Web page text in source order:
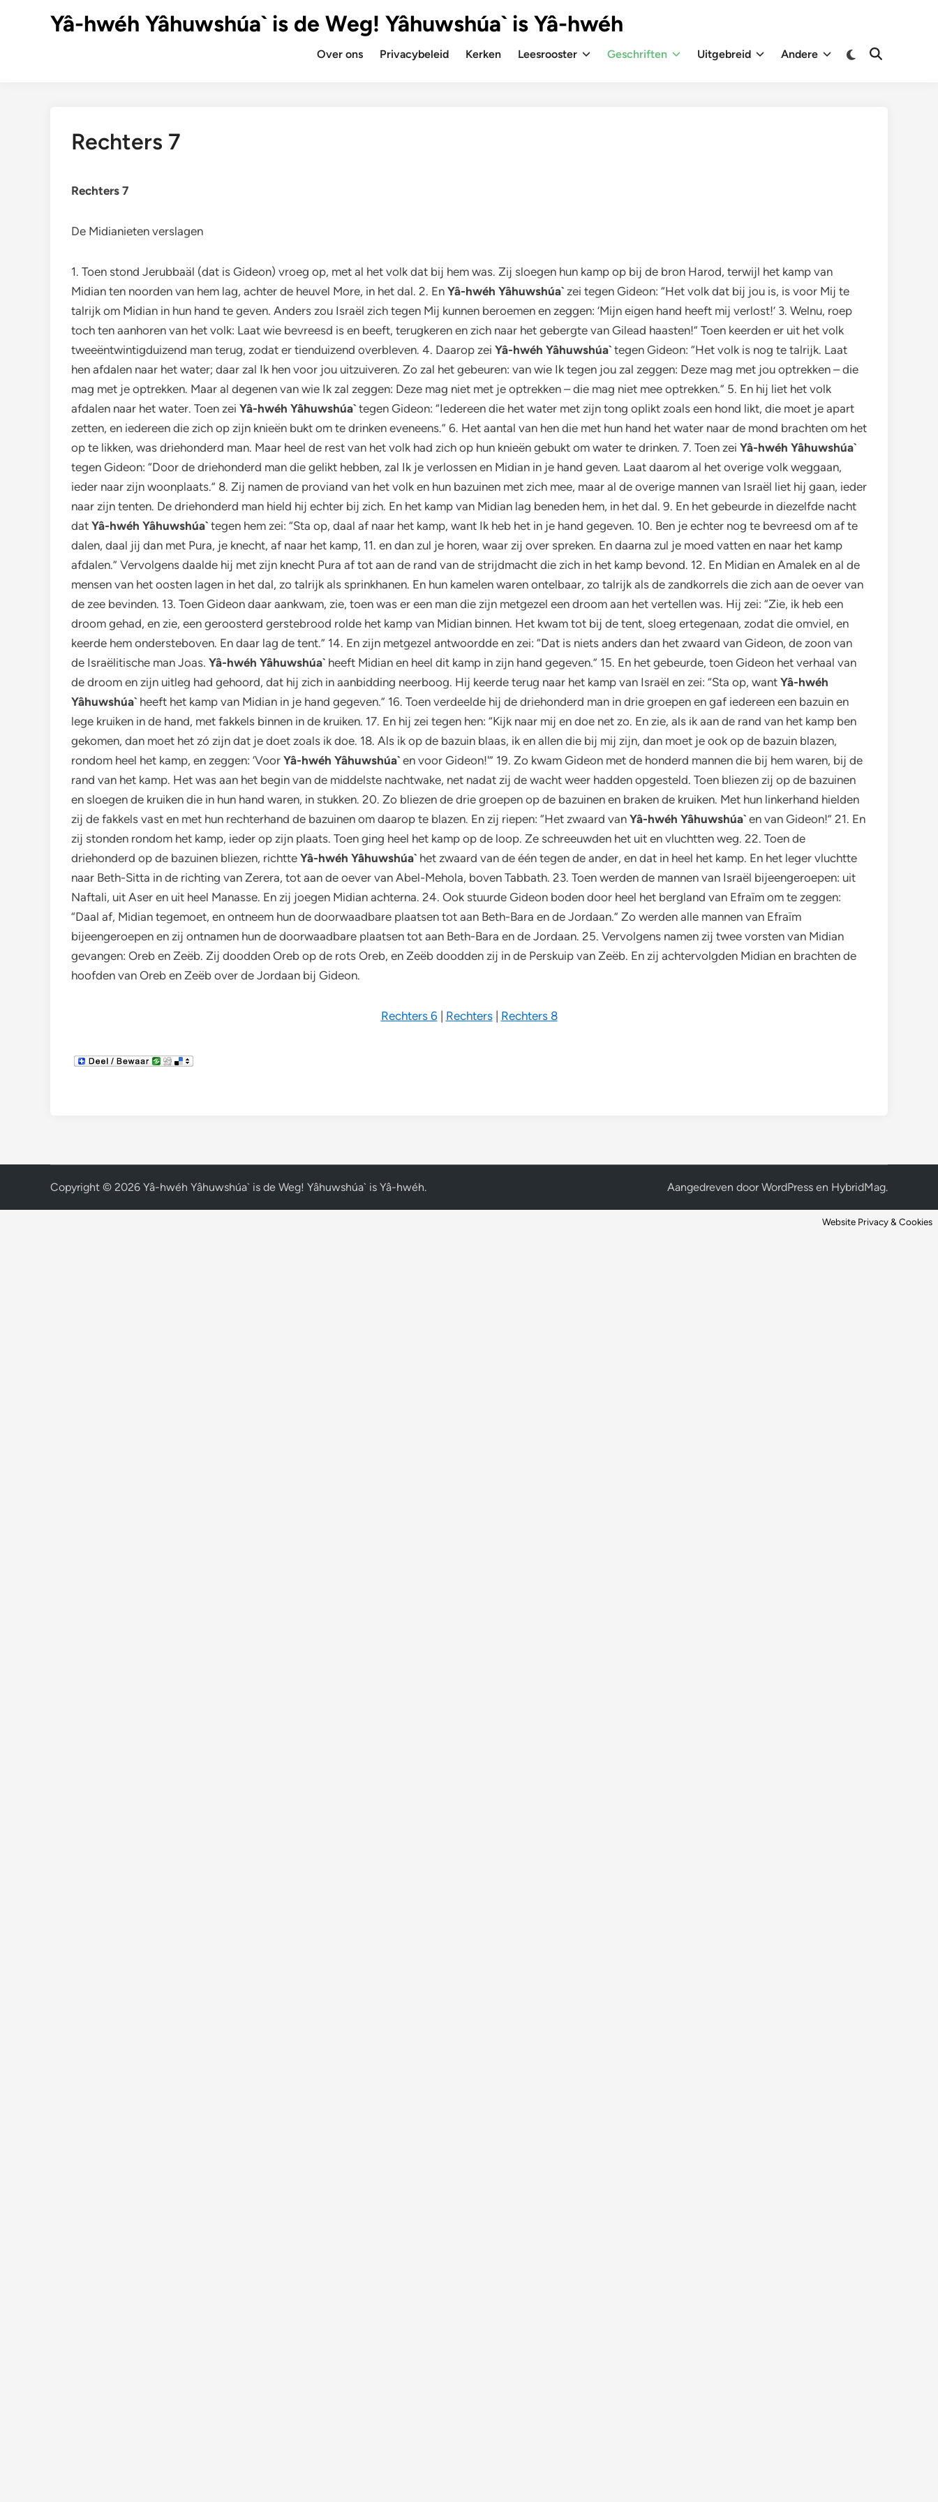
Yâ-hwéh Yâhuwshúa` is de Weg! Yâhuwshúa` is Yâ-hwéh
Over ons Privacybeleid Kerken Leesrooster Geschriften Uitgebreid Andere
Overschakelen
Zoeken
Rechters 7
Rechters 7
De Midianieten verslagen
1. Toen stond Jerubbaäl (dat is Gideon) vroeg op, met al het volk dat bij hem was. Zij sloegen hun kamp op bij de bron Harod, terwijl het kamp van
Midian ten noorden van hem lag, achter de heuvel More, in het dal. 2. En Yâ-hwéh Yâhuwshúa`zei tegen Gideon: “Het volk dat bij jou is, is voor Mij te
talrijk om Midian in hun hand te geven. Anders zou Israël zich tegen Mij kunnen beroemen en zeggen: ‘Mijn eigen hand heeft mij verlost!’ 3. Welnu, roep
toch ten aanhoren van het volk: Laat wie bevreesd is en beeft, terugkeren en zich naar het gebergte van Gilead haasten!” Toen keerden er uit het volk
tweeëntwintigduizend man terug, zodat er tienduizend overbleven. 4. Daarop zei Yâ-hwéh Yâhuwshúa`tegen Gideon: “Het volk is nog te talrijk. Laat
hen afdalen naar het water; daar zal Ik hen voor jou uitzuiveren. Zo zal het gebeuren: van wie Ik tegen jou zal zeggen: Deze mag met jou optrekken – die
mag met je optrekken. Maar al degenen van wie Ik zal zeggen: Deze mag niet met je optrekken – die mag niet mee optrekken.” 5. En hij liet het volk
afdalen naar het water. Toen zei Yâ-hwéh Yâhuwshúa`tegen Gideon: “Iedereen die het water met zijn tong oplikt zoals een hond likt, die moet je apart
zetten, en iedereen die zich op zijn knieën bukt om te drinken eveneens.” 6. Het aantal van hen die met hun hand het water naar de mond brachten om het
op te likken, was driehonderd man. Maar heel de rest van het volk had zich op hun knieën gebukt om water te drinken. 7. Toen zei Yâ-hwéh Yâhuwshúa`
tegen Gideon: “Door de driehonderd man die gelikt hebben, zal Ik je verlossen en Midian in je hand geven. Laat daarom al het overige volk weggaan,
ieder naar zijn woonplaats.” 8. Zij namen de proviand van het volk en hun bazuinen met zich mee, maar al de overige mannen van Israël liet hij gaan, ieder
naar zijn tenten. De driehonderd man hield hij echter bij zich. En het kamp van Midian lag beneden hem, in het dal. 9. En het gebeurde in diezelfde nacht
dat Yâ-hwéh Yâhuwshúa`tegen hem zei: “Sta op, daal af naar het kamp, want Ik heb het in je hand gegeven. 10. Ben je echter nog te bevreesd om af te
dalen, daal jij dan met Pura, je knecht, af naar het kamp, 11. en dan zul je horen, waar zij over spreken. En daarna zul je moed vatten en naar het kamp
afdalen.” Vervolgens daalde hij met zijn knecht Pura af tot aan de rand van de strijdmacht die zich in het kamp bevond. 12. En Midian en Amalek en al de
mensen van het oosten lagen in het dal, zo talrijk als sprinkhanen. En hun kamelen waren ontelbaar, zo talrijk als de zandkorrels die zich aan de oever van
de zee bevinden. 13. Toen Gideon daar aankwam, zie, toen was er een man die zijn metgezel een droom aan het vertellen was. Hij zei: “Zie, ik heb een
droom gehad, en zie, een geroosterd gerstebrood rolde het kamp van Midian binnen. Het kwam tot bij de tent, sloeg ertegenaan, zodat die omviel, en
keerde hem ondersteboven. En daar lag de tent.” 14. En zijn metgezel antwoordde en zei: “Dat is niets anders dan het zwaard van Gideon, de zoon van
de Israëlitische man Joas. Yâ-hwéh Yâhuwshúa`heeft Midian en heel dit kamp in zijn hand gegeven.” 15. En het gebeurde, toen Gideon het verhaal van
de droom en zijn uitleg had gehoord, dat hij zich in aanbidding neerboog. Hij keerde terug naar het kamp van Israël en zei: “Sta op, want Yâ-hwéh
Yâhuwshúa`heeft het kamp van Midian in je hand gegeven.” 16. Toen verdeelde hij de driehonderd man in drie groepen en gaf iedereen een bazuin en
lege kruiken in de hand, met fakkels binnen in de kruiken. 17. En hij zei tegen hen: “Kijk naar mij en doe net zo. En zie, als ik aan de rand van het kamp ben
gekomen, dan moet het zó zijn dat je doet zoals ik doe. 18. Als ik op de bazuin blaas, ik en allen die bij mij zijn, dan moet je ook op de bazuin blazen,
rondom heel het kamp, en zeggen: ‘Voor Yâ-hwéh Yâhuwshúa`en voor Gideon!'” 19. Zo kwam Gideon met de honderd mannen die bij hem waren, bij de
rand van het kamp. Het was aan het begin van de middelste nachtwake, net nadat zij de wacht weer hadden opgesteld. Toen bliezen zij op de bazuinen
en sloegen de kruiken die in hun hand waren, in stukken. 20. Zo bliezen de drie groepen op de bazuinen en braken de kruiken. Met hun linkerhand hielden
zij de fakkels vast en met hun rechterhand de bazuinen om daarop te blazen. En zij riepen: “Het zwaard van Yâ-hwéh Yâhuwshúa`en van Gideon!” 21. En
zij stonden rondom het kamp, ieder op zijn plaats. Toen ging heel het kamp op de loop. Ze schreeuwden het uit en vluchtten weg. 22. Toen de
driehonderd op de bazuinen bliezen, richtte Yâ-hwéh Yâhuwshúa`het zwaard van de één tegen de ander, en dat in heel het kamp. En het leger vluchtte
naar Beth-Sitta in de richting van Zerera, tot aan de oever van Abel-Mehola, boven Tabbath. 23. Toen werden de mannen van Israël bijeengeroepen: uit
Naftali, uit Aser en uit heel Manasse. En zij joegen Midian achterna. 24. Ook stuurde Gideon boden door heel het bergland van Efraïm om te zeggen:
“Daal af, Midian tegemoet, en ontneem hun de doorwaadbare plaatsen tot aan Beth-Bara en de Jordaan.” Zo werden alle mannen van Efraïm
bijeengeroepen en zij ontnamen hun de doorwaadbare plaatsen tot aan Beth-Bara en de Jordaan. 25. Vervolgens namen zij twee vorsten van Midian
gevangen: Oreb en Zeëb. Zij doodden Oreb op de rots Oreb, en Zeëb doodden zij in de Perskuip van Zeëb. En zij achtervolgden Midian en brachten de
hoofden van Oreb en Zeëb over de Jordaan bij Gideon.
Rechters 6 Rechters| Rechters 8
Copyright © 2026 Yâ-hwéh Yâhuwshúa` is de Weg! Yâhuwshúa` is Yâ-hwéh. Aangedreven doorWordPress en HybridMag.
Website Privacy & Cookies